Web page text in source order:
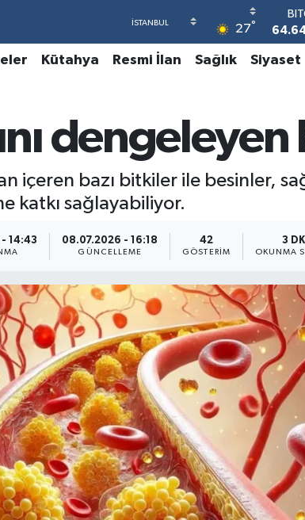
27°
Kütahya Resmi İlan Sağlık Siyaset
içeren bazı bitkiler ile besinler,
katkı sağlayabiliyor.
14:43 08.07.2026 - 16:18
GÜNCELLEME
42
GÖSTERIM
3 DK
OKUNMA